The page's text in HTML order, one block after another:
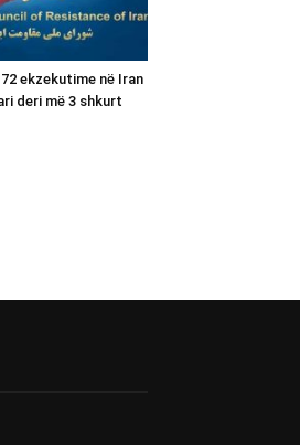
ekzekutime në Iran
deri më 3 shkurt